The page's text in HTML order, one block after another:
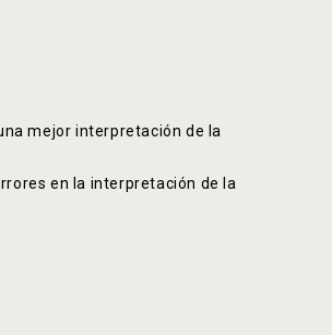
mejor interpretación de la
en la interpretación de la